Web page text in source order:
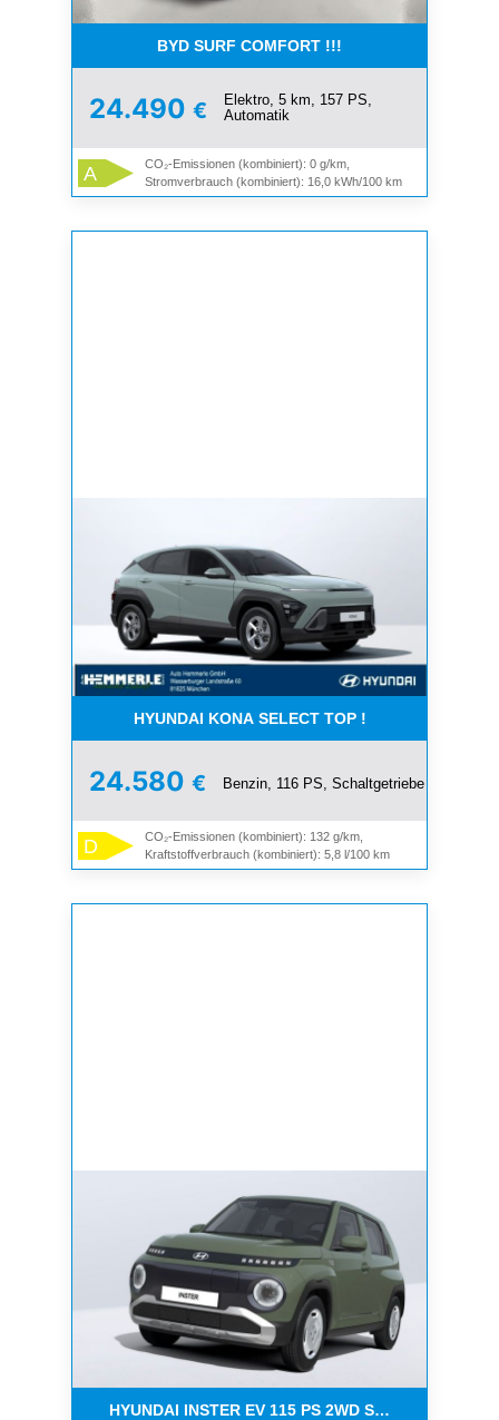
BYD SURF COMFORT !!!
24.490 €
Elektro, 5 km, 157 PS,
Automatik
A
CO₂-Emissionen (kombiniert): 0 g/km,
Stromverbrauch (kombiniert): 16,0 kWh/100 km
HYUNDAI KONA SELECT TOP !
24.580 € Benzin, 116 PS, Schaltgetriebe
D
CO₂-Emissionen (kombiniert): 132 g/km,
Kraftstoffverbrauch (kombiniert): 5,8 l/100 km
HYUNDAI INSTER EV 115 PS 2WD SELECT